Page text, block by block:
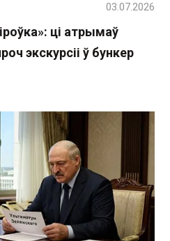
ці атрымаў
экскурсіі ў бункер
03.07.2026